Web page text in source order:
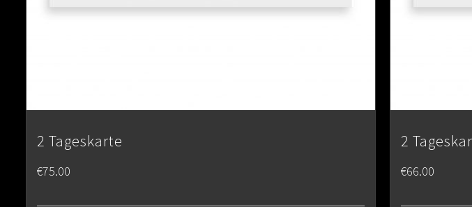
2 Tageskarte
€75.00
2
€66.00